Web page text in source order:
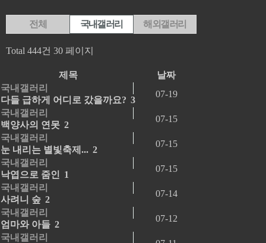
전체 국내갤러리 해외갤러리
Total 444건 30 페이지
제목
날짜
국내갤러리
다들 급하게 어디로 갔을까요? 3
07-19
국내갤러리
백양사의 연못 2
07-15
국내갤러리
눈 내리는 별빛축제... 2
07-15
국내갤러리
낙엽으로 줌인 1
07-15
국내갤러리
사려니 숲 2
07-14
국내갤러리
엄마와 아들 2
07-12
국내갤러리